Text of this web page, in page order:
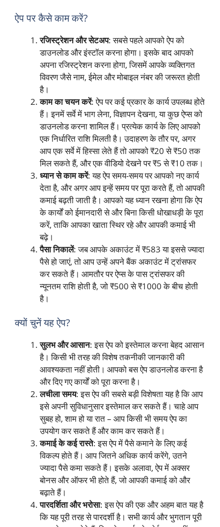
ऐप पर कैसे काम करें?
रजिस्ट्रेशन और सेटअप: सबसे पहले आपको ऐप को
डाउनलोड और इंस्टॉल करना होगा। इसके बाद आपको
अपना रजिस्ट्रेशन करना होगा, जिसमें आपके व्यक्तिगत
विवरण जैसे नाम, ईमेल और मोबाइल नंबर की जरूरत होती
है।
काम का चयन करें: ऐप पर कई प्रकार के कार्य उपलब्ध होते
हैं। इनमें सर्वे में भाग लेना, विज्ञापन देखना, या कुछ ऐप्स को
डाउनलोड करना शामिल हैं। प्रत्येक कार्य के लिए आपको
एक निर्धारित राशि मिलती है। उदाहरण के तौर पर, अगर
आप एक सर्वे में हिस्सा लेते हैं तो आपको ₹20 से ₹50 तक
मिल सकते हैं, और एक वीडियो देखने पर ₹5 से ₹10 तक।
ध्यान से काम करें: यह ऐप समय-समय पर आपको नए कार्य
देता है, और अगर आप इन्हें समय पर पूरा करते हैं, तो आपकी
कमाई बढ़ती जाती है। आपको यह ध्यान रखना होगा कि ऐप
के कार्यों को ईमानदारी से और बिना किसी धोखाधड़ी के पूरा
करें, ताकि आपका खाता स्थिर रहे और आपकी कमाई भी
बढ़े।
पैसा निकालें: जब आपके अकाउंट में ₹583 या इससे ज्यादा
पैसे हो जाएं, तो आप उन्हें अपने बैंक अकाउंट में ट्रांसफर
कर सकते हैं। आमतौर पर ऐप्स के पास ट्रांसफर की
न्यूनतम राशि होती है, जो ₹500 से ₹1000 के बीच होती
है।
क्यों चुनें यह ऐप?
सुलभ और आसान: इस ऐप को इस्तेमाल करना बेहद आसान
है। किसी भी तरह की विशेष तकनीकी जानकारी की
आवश्यकता नहीं होती। आपको बस ऐप डाउनलोड करना है
और दिए गए कार्यों को पूरा करना है।
लचीला समय: इस ऐप की सबसे बड़ी विशेषता यह है कि आप
इसे अपनी सुविधानुसार इस्तेमाल कर सकते हैं। चाहे आप
सुबह हो, शाम हो या रात – आप किसी भी समय ऐप का
उपयोग कर सकते हैं और काम कर सकते हैं।
कमाई के कई रास्ते: इस ऐप में पैसे कमाने के लिए कई
विकल्प होते हैं। आप जितने अधिक कार्य करेंगे, उतने
ज्यादा पैसे कमा सकते हैं। इसके अलावा, ऐप में अक्सर
बोनस और ऑफर भी होते हैं, जो आपकी कमाई को और
बढ़ाते हैं।
पारदर्शिता और भरोसा: इस ऐप की एक और अहम बात यह है
कि यह पूरी तरह से पारदर्शी है। सभी कार्य और भुगतान पूरी